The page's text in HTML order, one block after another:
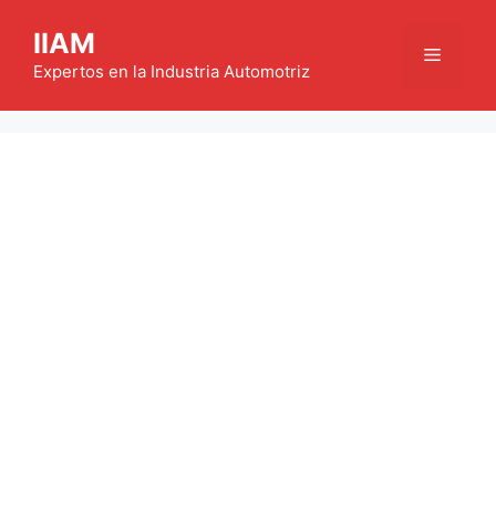
contenido
IIAM
Expertos en la Industria Automotriz
Menú